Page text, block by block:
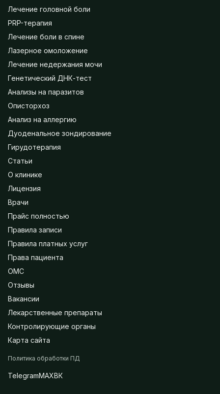
Лечение головной боли
PRP-терапия
Лечение боли в спине
Лазерное омоложение
Лечение недержания мочи
Генетический ДНК-тест
Анализы на паразитов
Описторхоз
Анализ на аллергию
Дуоденальное зондирование
Гирудотерапия
Статьи
О клинике
Лицензия
Врачи
Прайс полностью
Правила записи
Правила платных услуг
Права пациента
ОМС
Отзывы
Вакансии
Лекарственные препараты
Контролирующие органы
Карта сайта
Политика обработки ПД
TelegramMAXВК